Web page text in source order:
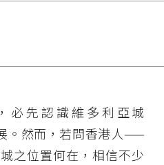
必先認識維多利亞城
。然而，若問香港人——
之位置何在，相信不少